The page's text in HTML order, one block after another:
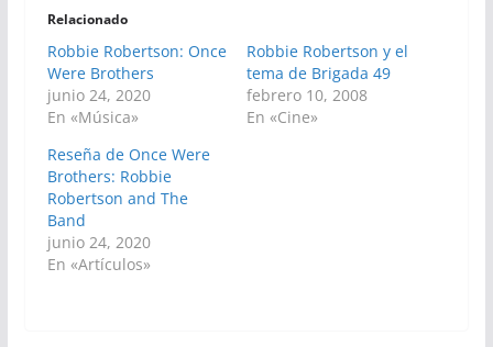
Relacionado
Robbie Robertson: Once
Were Brothers
junio 24, 2020
En «Música»
Robbie Robertson y el
tema de Brigada 49
febrero 10, 2008
En «Cine»
Reseña de Once Were
Brothers: Robbie
Robertson and The
Band
junio 24, 2020
En «Artículos»